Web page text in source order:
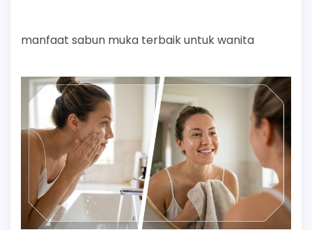
manfaat sabun muka terbaik untuk wanita